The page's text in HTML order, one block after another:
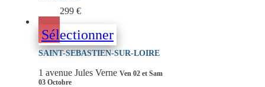
299 €
Sélectionner
SAINT-SEBASTIEN-SUR-LOIRE
1 avenue Jules Verne Ven 02 et Sam
03 Octobre